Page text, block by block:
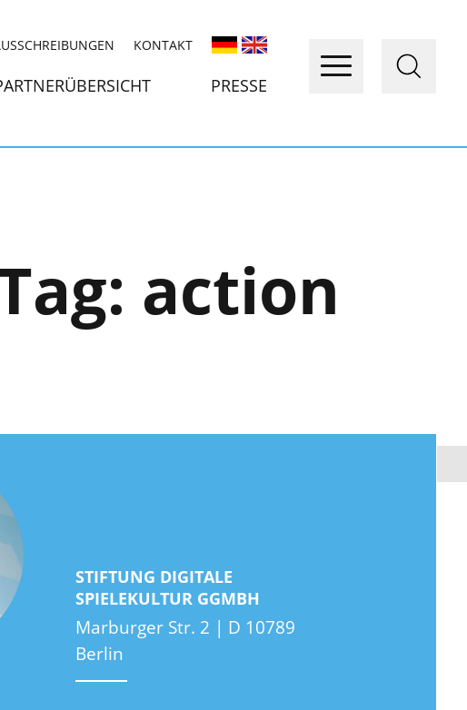
KONTAKT
PRESSE
action
STIFTUNG DIGITALE
SPIELEKULTUR GGMBH
Marburger Str. 2 | D 10789
Berlin